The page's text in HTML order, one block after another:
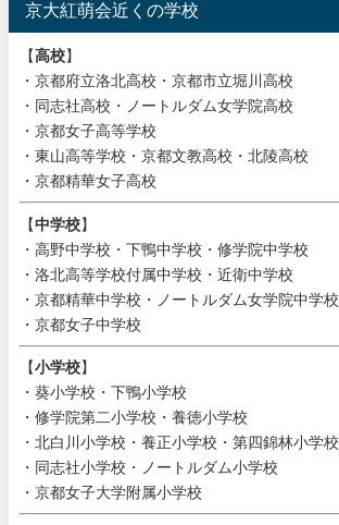
京大紅萌会近くの学校
【高校】
・京都府立洛北高校・京都市立堀川高校
・同志社高校・ノートルダム女学院高校
・京都女子高等学校
・東山高等学校・京都文教高校・北陵高校
・京都精華女子高校
【中学校】
・高野中学校・下鴨中学校・修学院中学校
・洛北高等学校付属中学校・近衛中学校
・京都精華中学校・ノートルダム女学院中学校
・京都女子中学校
【小学校】
・葵小学校・下鴨小学校
・修学院第二小学校・養徳小学校
・北白川小学校・養正小学校・第四錦林小学校
・同志社小学校・ノートルダム小学校
・京都女子大学附属小学校